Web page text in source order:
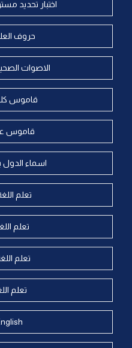
اختبار تحديد
حروف
الاصوات
قاموس
قاموس
اسماء الدول
تعلم
تعلم
تعلم
تعلم